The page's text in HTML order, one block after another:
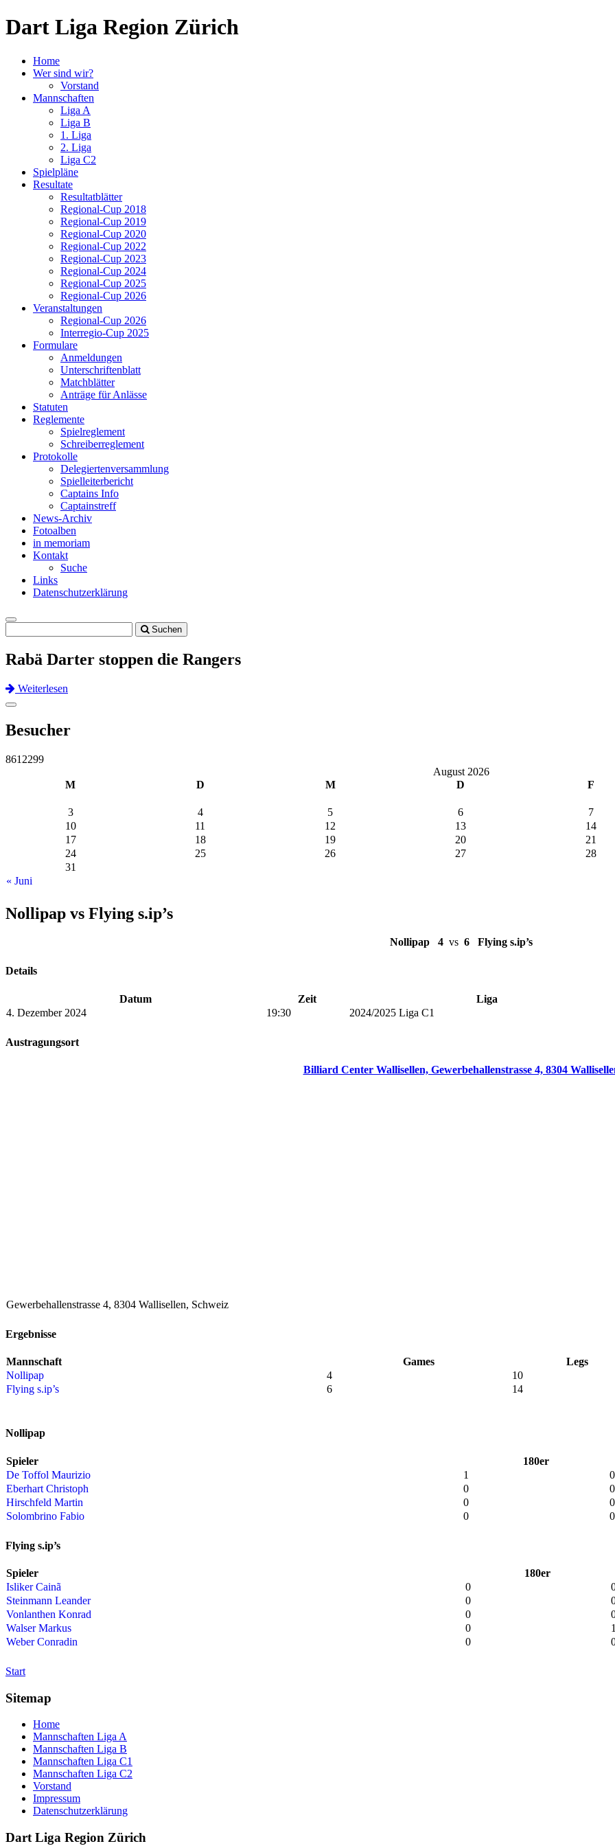
Dart Liga Region Zürich
Home
Wer sind wir?
Vorstand
Mannschaften
Liga A
Liga B
1. Liga
2. Liga
Liga C2
Spielpläne
Resultate
Resultatblätter
Regional-Cup 2018
Regional-Cup 2019
Regional-Cup 2020
Regional-Cup 2022
Regional-Cup 2023
Regional-Cup 2024
Regional-Cup 2025
Regional-Cup 2026
Veranstaltungen
Regional-Cup 2026
Interregio-Cup 2025
Formulare
Anmeldungen
Unterschriftenblatt
Matchblätter
Anträge für Anlässe
Statuten
Reglemente
Spielreglement
Schreiberreglement
Protokolle
Delegiertenversammlung
Spielleiterbericht
Captains Info
Captainstreff
News-Archiv
Fotoalben
in memoriam
Kontakt
Suche
Links
Datenschutzerklärung
Toggle
navigation
Suchen
Rabä Darter stoppen die Rangers
Weiterlesen
Previous
Next
Toggle
Besucher
8612299
August 2026
M
D M D F
« Juni
3
4 5 6 7
10
11 12 13 14
17
18 19 20 21
24
25 26 27 28
31
Nollipap vs Flying s.ip’s
Nollipap 4 vs 6 Flying s.ip’s
Details
Datum Zeit Liga
4. Dezember 2024
19:30 2024/2025 Liga C1
Austragungsort
Billiard Center Wallisellen, Gewerbehallenstrasse 4, 8304
Gewerbehallenstrasse 4, 8304 Wallisellen, Schweiz
Ergebnisse
Mannschaft Games Legs
Nollipap
4 10
Flying s.ip’s
6 14
Nollipap
Spieler 180er
De Toffol Maurizio
1 0
Eberhart Christoph
0 0
Hirschfeld Martin
0 0
Solombrino Fabio
0 0
Flying s.ip’s
Spieler 180er
Isliker Cainã
0
Steinmann Leander
0
Vonlanthen Konrad
0
Walser Markus
0
Weber Conradin
0
Start
Sitemap
Home
Mannschaften Liga A
Mannschaften Liga B
Mannschaften Liga C1
Mannschaften Liga C2
Vorstand
Impressum
Datenschutzerklärung
Dart Liga Region Zürich